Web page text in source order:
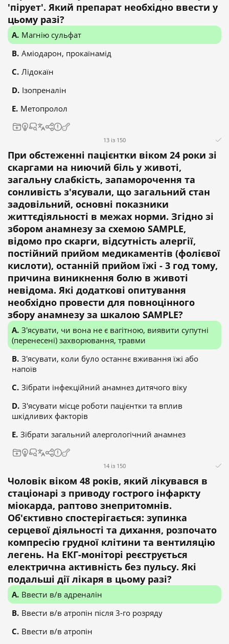
'пірует'. Який препарат необхідно ввести у
цьому разі?
Магнію сульфат
Аміодарон, прокаїнамід
Лідокаїн
Ізопреналін
Метопролол
13 із 150
При обстеженні пацієнтки віком 24 роки зі
скаргами на ниючий біль у животі,
загальну слабкість, запаморочення та
сонливість з'ясували, що загальний стан
задовільний, основні показники
життєдіяльності в межах норми. Згідно зі
збором анамнезу за схемою SAMPLE,
відомо про скарги, відсутність алергії,
постійний прийом медикаментів (фолієвої
кислоти), останній прийом їжі - 3 год тому,
причина виникнення болю в животі
невідома. Які додаткові опитування
необхідно провести для повноцінного
збору анамнезу за шкалою SAMPLE?
З'ясувати, чи вона не є вагітною, виявити супутні
(перенесені) захворювання, травми
З'ясувати, коли було останнє вживання їжі або
напоїв
Зібрати інфекційний анамнез дитячого віку
З'ясувати місце роботи пацієнтки та вплив
шкідливих факторів
Зібрати загальний алергологічний анамнез
14 із 150
Чоловік віком 48 років, який лікувався в
стаціонарі з приводу гострого інфаркту
міокарда, раптово знепритомнів.
Об'єктивно спостерігається: зупинка
серцевої діяльності та дихання, розпочато
компресію грудної клітини та вентиляцію
легень. На ЕКГ-моніторі реєструється
електрична активність без пульсу. Які
подальші дії лікаря в цьому разі?
Ввести в/в адреналін
Ввести в/в атропін після 3-го розряду
Ввести в/в атропін